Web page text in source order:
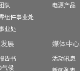
队
组件事业处
业处
电源产品
展
告书
气候
媒体中心
活动讯息